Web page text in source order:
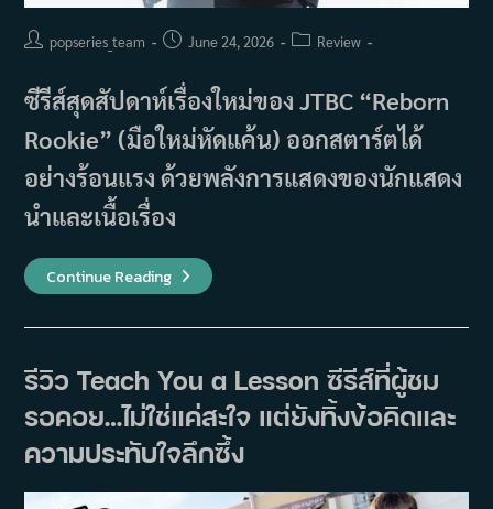
Postpopseries_team
PostJune 24, 2026
PostReview
ซีรีส์สุดสัปดาห์เรื่องใหม่ของ JTBC “Reborn
Rookie” (มือใหม่หัดแค้น) ออกสตาร์ตได้
อย่างร้อนแรง ด้วยพลังการแสดงของนักแสดง
นำและเนื้อเรื่อง
Continue Readingรีวิว
ซี
Reborn
แสดง
บท
มุม
และ
จังหวะ
การ
เรื่อง
รีวิว Teach You a Lesson ซีรีส์ที่ผู้ชม
รอคอย…ไม่ใช่แค่สะใจ แต่ยังทิ้งข้อคิดและ
ความประทับใจลึกซึ้ง